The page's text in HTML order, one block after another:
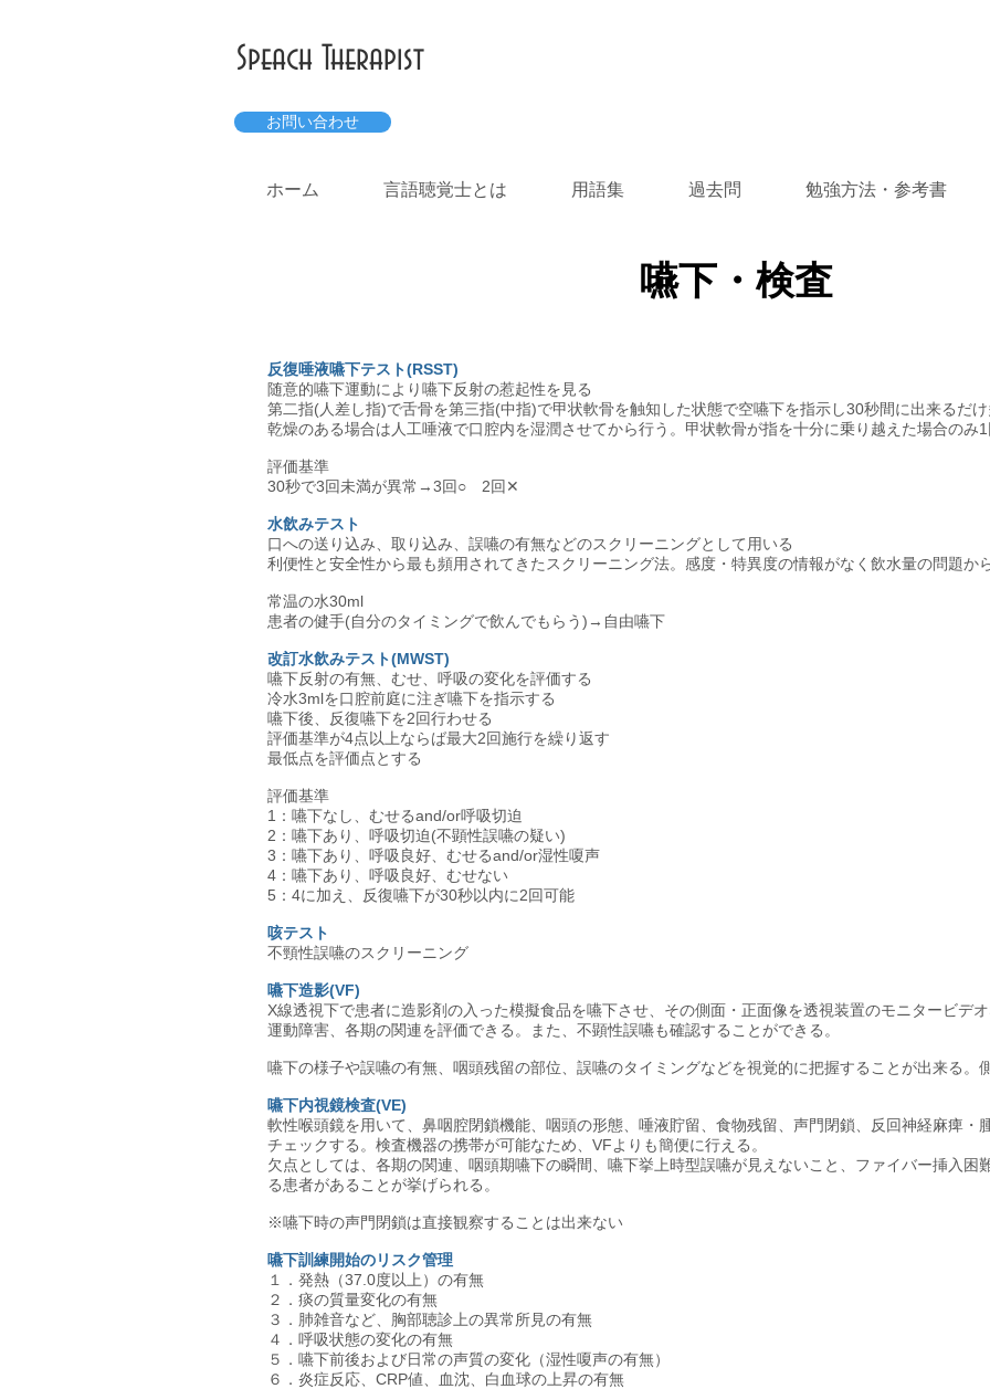
Speach Therapist
お問い合わせ
ホーム 言語聴覚士とは 用語集 過去問 勉強方法・参考書
嚥下・検査
反復唾液嚥下テスト(RSST)
随意的嚥下運動により嚥下反射の惹起性を見る
第二指(人差し指)で舌骨を第三指(中指)で甲状軟骨を触知した状態で空嚥下を指示し30秒間に出来るだ
乾燥のある場合は人工唾液で口腔内を湿潤させてから行う。甲状軟骨が指を十分に乗り越えた場合のみ
評価基準
30秒で3回未満が異常→3回○ 2回✕
水飲みテスト
口への送り込み、取り込み、誤嚥の有無などのスクリーニングとして用いる
利便性と安全性から最も頻用されてきたスクリーニング法。感度・特異度の情報がなく飲水量の問題か
常温の水30ml
患者の健手(自分のタイミングで飲んでもらう)→自由嚥下
改訂水飲みテスト(MWST)
嚥下反射の有無、むせ、呼吸の変化を評価する
冷水3mlを口腔前庭に注ぎ嚥下を指示する
嚥下後、反復嚥下を2回行わせる
評価基準が4点以上ならば最大2回施行を繰り返す
最低点を評価点とする
評価基準
1：嚥下なし、むせるand/or呼吸切迫
2：嚥下あり、呼吸切迫(不顕性誤嚥の疑い)
3：嚥下あり、呼吸良好、むせるand/or湿性嗄声
4：嚥下あり、呼吸良好、むせない
5：4に加え、反復嚥下が30秒以内に2回可能
咳テスト
不頸性誤嚥のスクリーニング
嚥下造影(VF)
X線透視下で患者に造影剤の入った模擬食品を嚥下させ、その側面・正面像を透視装置のモニタービデ
運動障害、各期の関連を評価できる。また、不顕性誤嚥も確認することができる。
嚥下の様子や誤嚥の有無、咽頭残留の部位、誤嚥のタイミングなどを視覚的に把握することが出来る。
嚥下内視鏡検査(VE)
軟性喉頭鏡を用いて、鼻咽腔閉鎖機能、咽頭の形態、唾液貯留、食物残留、声門閉鎖、反回神経麻痺・
チェックする。検査機器の携帯が可能なため、VFよりも簡便に行える。
欠点としては、各期の関連、咽頭期嚥下の瞬間、嚥下挙上時型誤嚥が見えないこと、ファイバー挿入困
る患者があることが挙げられる。
※嚥下時の声門閉鎖は直接観察することは出来ない
嚥下訓練開始のリスク管理
１．発熱（37.0度以上）の有無
２．痰の質量変化の有無
３．肺雑音など、胸部聴診上の異常所見の有無
４．呼吸状態の変化の有無
５．嚥下前後および日常の声質の変化（湿性嗄声の有無）
６．炎症反応、CRP値、血沈、白血球の上昇の有無